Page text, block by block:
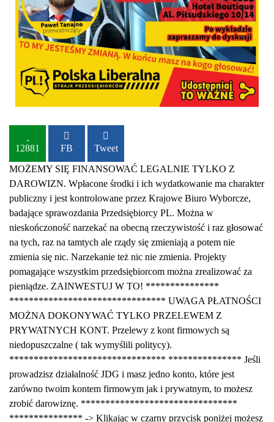
12881 FB
Tweet
MOŻEMY SIĘ FINANSOWAĆ LEGALNIE TYLKO Z
DAROWIZN. Wpłacone środki i ich wydatkowanie ma charakter
publiczny i jest kontrolowane przez Krajowe Biuro Wyborcze,
badające sprawozdania Przedsiębiorcy PL. Można w
nieskończoność narzekać na obecną rzeczywistość i raz głosować
na tych, raz na tamtych ale rządy się zmieniają a potem nie
zmienia się nic. Narzekanie też nic nie zmienia. Projekty
pomagające wszystkim przedsiębiorcom można zrealizować za
pieniądze. ZAINWESTUJ W TO! ***************
******************************** UWAGA PŁATNOŚCI
MOŻNA DOKONYWAĆ TYLKO PRZELEWEM Z
PRYWATNYCH KONT. Przelewy z kont firmowych są
niedopuszczalne ( tak wymyślili politycy).
******************************** *************** Jeśli
prowadzisz działalność JDG i masz jedno konto, które jest
zarówno twoim kontem firmowym jak i prywatnym, to możesz
zrobić darowiznę. ********************************
*************** -> Klikając w czarny przycisk poniżej możesz